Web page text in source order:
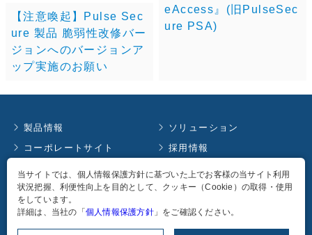
【注意喚起】Pulse Sec
ure 製品 脆弱性改修バー
ジョンへのバージョンア
ップ実施のお願い
eAccess』(旧PulseSec
ure PSA)
製品情報
ソリューション
コーポレートサイト
採用情報
コラム
English
個人情報保護方針
当サイトでは、個人情報保護方針に基づいた上でお客様の当サイト利用
状況把握、利便性向上を目的として、クッキー（Cookie）の取得・使用
をしています。
詳細は、当社の「 個人情報保護方針」をご確認ください。